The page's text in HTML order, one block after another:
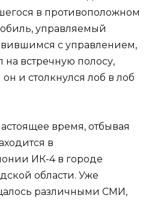
в противоположном
управляемый
с управлением,
на встречную полосу,
и столкнулся лоб в лоб
время, отбывая
в
ИК-4 в городе
области. Уже
различными СМИ,